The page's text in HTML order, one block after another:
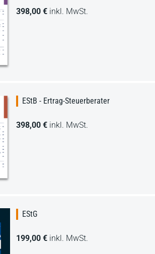
398,00 € inkl. MwSt.
EStB - Ertrag-Steuerberater
398,00 € inkl. MwSt.
EStG
199,00 € inkl. MwSt.